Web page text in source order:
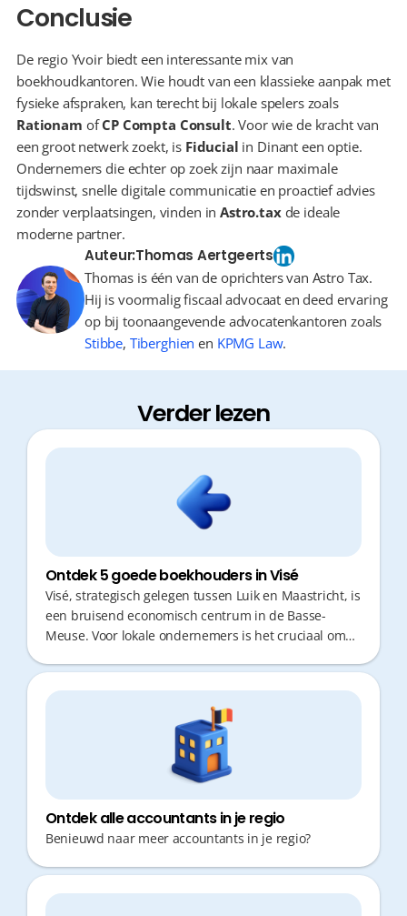
Conclusie
De regio Yvoir biedt een interessante mix van
boekhoudkantoren. Wie houdt van een klassieke aanpak met
fysieke afspraken, kan terecht bij lokale spelers zoals
Rationam of CP Compta Consult. Voor wie de kracht van
een groot netwerk zoekt, is Fiducial in Dinant een optie.
Ondernemers die echter op zoek zijn naar maximale
tijdswinst, snelle digitale communicatie en proactief advies
zonder verplaatsingen, vinden in Astro.tax de ideale
moderne partner.
Auteur:Thomas Aertgeerts
Thomas is één van de oprichters van Astro Tax.
Hij is voormalig fiscaal advocaat en deed ervaring
op bij toonaangevende advocatenkantoren zoals
Stibbe, Tiberghien en KPMG Law.
Verder lezen
Ontdek 5 goede boekhouders in Visé
Visé, strategisch gelegen tussen Luik en Maastricht, is
een bruisend economisch centrum in de Basse-
Meuse. Voor lokale ondernemers is het cruciaal om
verplaatsingen. Een goede boekhouder is meer dan
een cijferaar; het is een partner die proactief fiscaal
advies geeft en snel reageert. In deze regio zijn er
diverse opties, van traditionele kantoren tot moderne
digitale oplossingen die je kostbare tijd besparen.
Ontdek alle accountants in je regio
Benieuwd naar meer accountants in je regio?